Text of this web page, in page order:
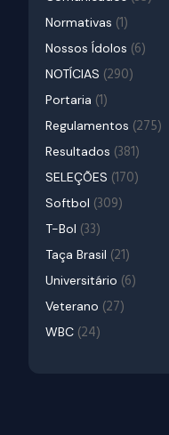
Normativas (1)
Nossos Ídolos (6)
NOTÍCIAS (290)
Portaria (1)
Regulamentos (275)
Resultados (381)
SELEÇÕES (170)
Softbol (309)
T-Bol (33)
Taça Brasil (21)
Universitário (6)
Veterano (27)
WBC (24)